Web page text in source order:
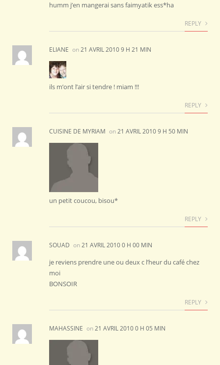
humm j’en mangerai sans faimyatik ess*ha
REPLY
ELIANE on21 AVRIL 2010 9 H 21 MIN
ils m’ont l’air si tendre ! miam !!!
REPLY
CUISINE DE MYRIAM on21 AVRIL 2010 9 H 50 MIN
un petit coucou, bisou*
REPLY
SOUAD on21 AVRIL 2010 0 H 00 MIN
je reviens prendre une ou deux c l’heur du café chez
moi
BONSOIR
REPLY
MAHASSINE on21 AVRIL 2010 0 H 05 MIN